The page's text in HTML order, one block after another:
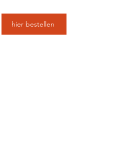
hier bestellen